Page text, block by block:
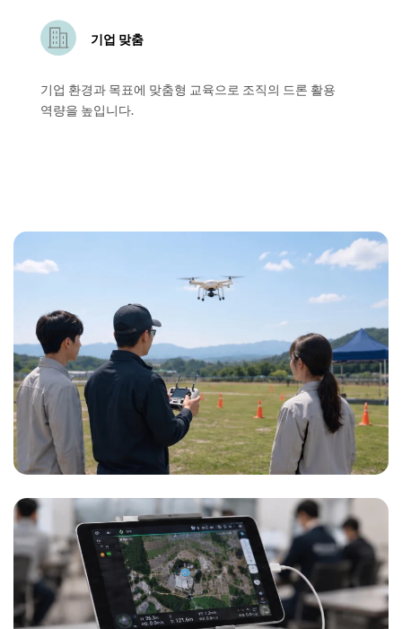
기업 맞춤
기업 환경과 목표에 맞춤형 교육으로 조직의 드론 활용
역량을 높입니다.